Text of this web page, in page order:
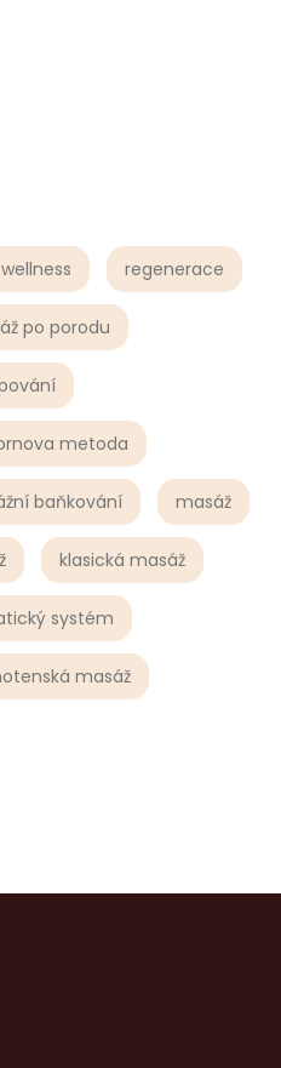
wellness regenerace
po porodu
metoda
baňkování masáž
klasická masáž
systém
masáž